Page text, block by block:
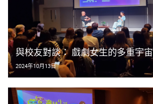
與校友對談： 戲劇女生的多重宇宙
2024年10月13日